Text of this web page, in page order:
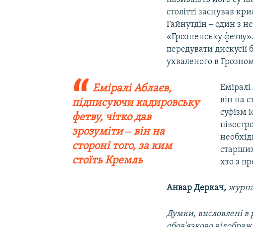
столітті заснував
Гайнутдін ‒ один з
«Грозненську
передувати дискусії
ухваленого в
Еміралі Аблаєв,
підписуючи кадировську
фетву, чітко дав
зрозуміти ‒ він на
стороні того, за ким
стоїть Кремль
він на
суфізм
хто з
Анвар Деркач,
Думки, висловлені в